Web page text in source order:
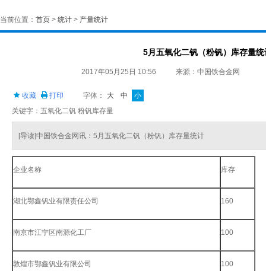
当前位置： 首页 > 统计 > 产量统计
5月五氧化二钒（粉钒）库存量统
2017年05月25日 10:56 来源：中国铁合金网
收藏 打印 字体： 大 中
小
关键字：五氧化二钒 粉钒库存量
[导读]中国铁合金网讯：5月五氧化二钒（粉钒）库存量统计
企业名称 库存
湖北鄂鑫钒业有限责任公司 160
南京市江宁区南源化工厂 100
敦煌市鄂鑫钒业有限公司 100